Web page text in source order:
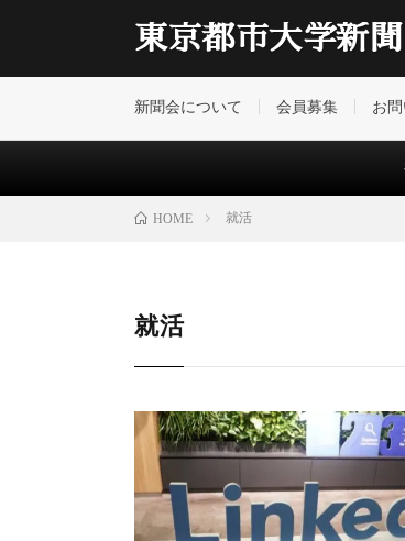
東京都市大学新聞
新聞会について 会員募集 お
HOME 就活
就活